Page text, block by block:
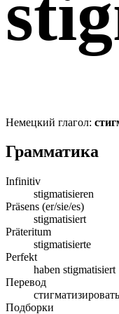
Немецкий глагол:
Грамматика
Infinitiv
stigmatisieren
Präsens (er/sie/es)
stigmatisiert
Präteritum
stigmatisierte
Perfekt
haben stigmatisiert
Перевод
стигматизировать
Подборки